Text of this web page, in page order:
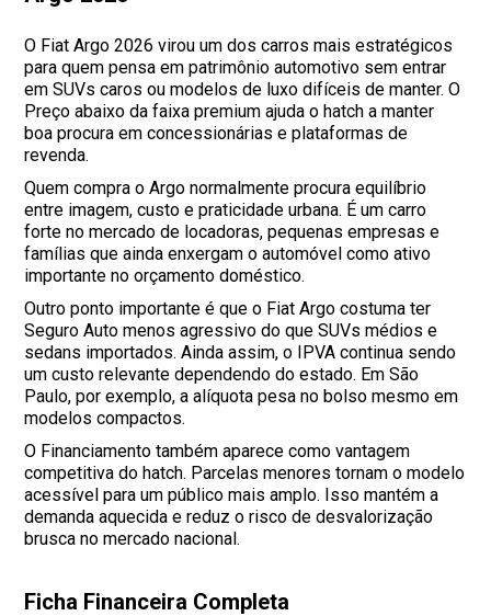
O Fiat Argo 2026 virou um dos carros mais estratégicos
para quem pensa em patrimônio automotivo sem entrar
em SUVs caros ou modelos de luxo difíceis de manter. O
Preço abaixo da faixa premium ajuda o hatch a manter
boa procura em concessionárias e plataformas de
revenda.
Quem compra o Argo normalmente procura equilíbrio
entre imagem, custo e praticidade urbana. É um carro
forte no mercado de locadoras, pequenas empresas e
famílias que ainda enxergam o automóvel como ativo
importante no orçamento doméstico.
Outro ponto importante é que o Fiat Argo costuma ter
Seguro Auto menos agressivo do que SUVs médios e
sedans importados. Ainda assim, o IPVA continua sendo
um custo relevante dependendo do estado. Em São
Paulo, por exemplo, a alíquota pesa no bolso mesmo em
modelos compactos.
O Financiamento também aparece como vantagem
competitiva do hatch. Parcelas menores tornam o modelo
acessível para um público mais amplo. Isso mantém a
demanda aquecida e reduz o risco de desvalorização
brusca no mercado nacional.
Ficha Financeira Completa